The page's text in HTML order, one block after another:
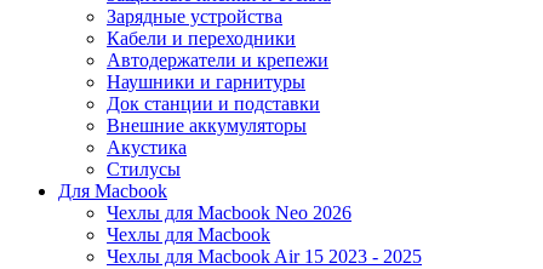
Зарядные устройства
Кабели и переходники
Автодержатели и крепежи
Наушники и гарнитуры
Док станции и подставки
Внешние аккумуляторы
Акустика
Стилусы
Для Macbook
Чехлы для Macbook Neo 2026
Чехлы для Macbook
Чехлы для Macbook Air 15 2023 - 2025